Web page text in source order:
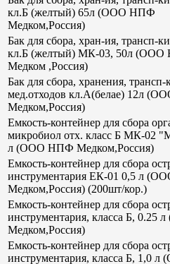
кл.Б (желтый) 65л (ООО НПФ
Медком,Россия)
Бак для сбора, хран-ия, трансп-
кл.Б (желтый) МК-03, 50л
Медком ,Россия)
Бак для сбора, хранения, трансп-
мед.отходов кл.А(белае) 12л
Медком,Россия)
Емкость-контейнер для сбора
микробиол отх. класс Б МК-02
л (ООО НПФ Медком,Россия)
Емкость-контейнер для сбора
инструментария ЕК-01 0,5 л
Медком,Россия) (200шт/кор.)
Емкость-контейнер для сбора
инструментария, класса Б,
Медком,Россия)
Емкость-контейнер для сбора
инструментария, класса Б, 1,0